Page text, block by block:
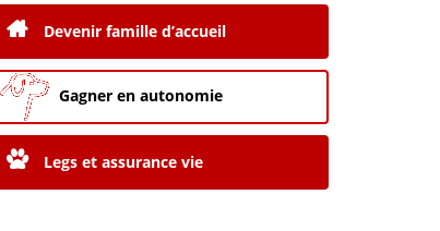
Devenir famille d’accueil
Gagner en autonomie
Legs et assurance vie